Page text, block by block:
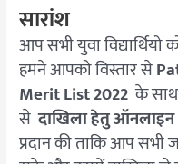
सारांश
आप सभी युवा
हमने आपको विस्तार से
Merit List 2022 के
से दाखिला हेतु ऑनलाइन
प्रदान की ताकि आप